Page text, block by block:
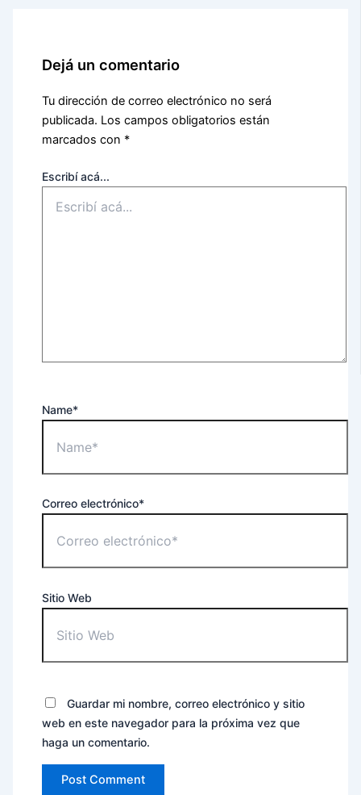
Dejá un comentario
Tu dirección de correo electrónico no será
publicada. Los campos obligatorios están
marcados con *
Escribí acá...
Name*
Correo electrónico*
Sitio Web
Guardar mi nombre, correo electrónico y sitio
web en este navegador para la próxima vez que
haga un comentario.